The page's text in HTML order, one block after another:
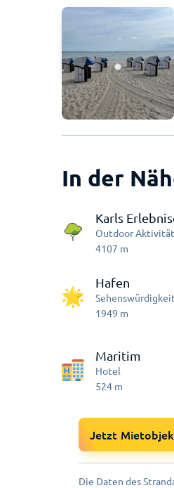
In der
Karls
Outdoor Aktivität
4107 m
Hafen
Sehenswürdigkeit
1949 m
Maritim
Hotel
524 m
Jetzt
Die Daten des